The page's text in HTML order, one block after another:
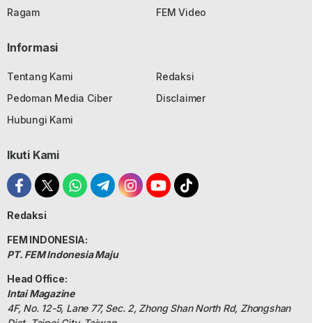
Ragam
FEM Video
Informasi
Tentang Kami
Redaksi
Pedoman Media Ciber
Disclaimer
Hubungi Kami
Ikuti Kami
Redaksi
FEM INDONESIA:
PT. FEM Indonesia Maju
Head Office:
Intai Magazine
4F, No. 12-5, Lane 77, Sec. 2, Zhong Shan North Rd, Zhongshan